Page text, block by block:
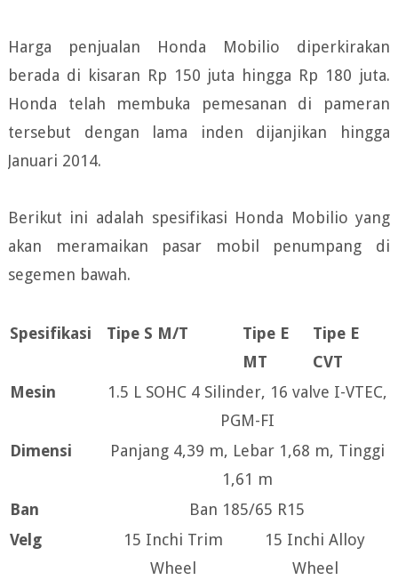
Harga penjualan Honda Mobilio diperkirakan
berada di kisaran Rp 150 juta hingga Rp 180 juta.
Honda telah membuka pemesanan di pameran
tersebut dengan lama inden dijanjikan hingga
Januari 2014.
Berikut ini adalah spesifikasi Honda Mobilio yang
akan meramaikan pasar mobil penumpang di
segemen bawah.
Spesifikasi Tipe S M/T
Tipe E
MT
Tipe E
CVT
Mesin
1.5 L SOHC 4 Silinder, 16 valve I-VTEC,
PGM-FI
Dimensi
Panjang 4,39 m, Lebar 1,68 m, Tinggi
1,61 m
Ban
Ban 185/65 R15
Velg
15 Inchi Trim
Wheel
15 Inchi Alloy
Wheel